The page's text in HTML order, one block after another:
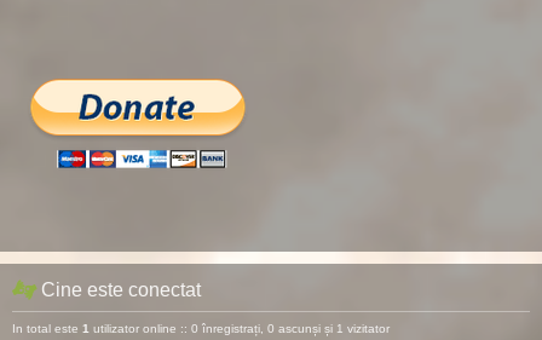
Cine este conectat
In total este 1 utilizator online :: 0 înregistrați, 0 ascunși și 1 vizitator